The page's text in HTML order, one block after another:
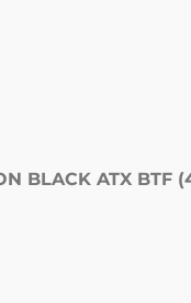
BLACK ATX BTF